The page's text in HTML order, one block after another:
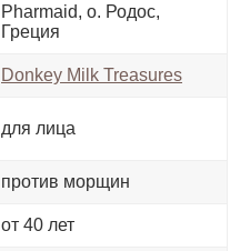
Pharmaid, о. Родос,
Греция
Donkey Milk Treasures
для лица
против морщин
от 40 лет